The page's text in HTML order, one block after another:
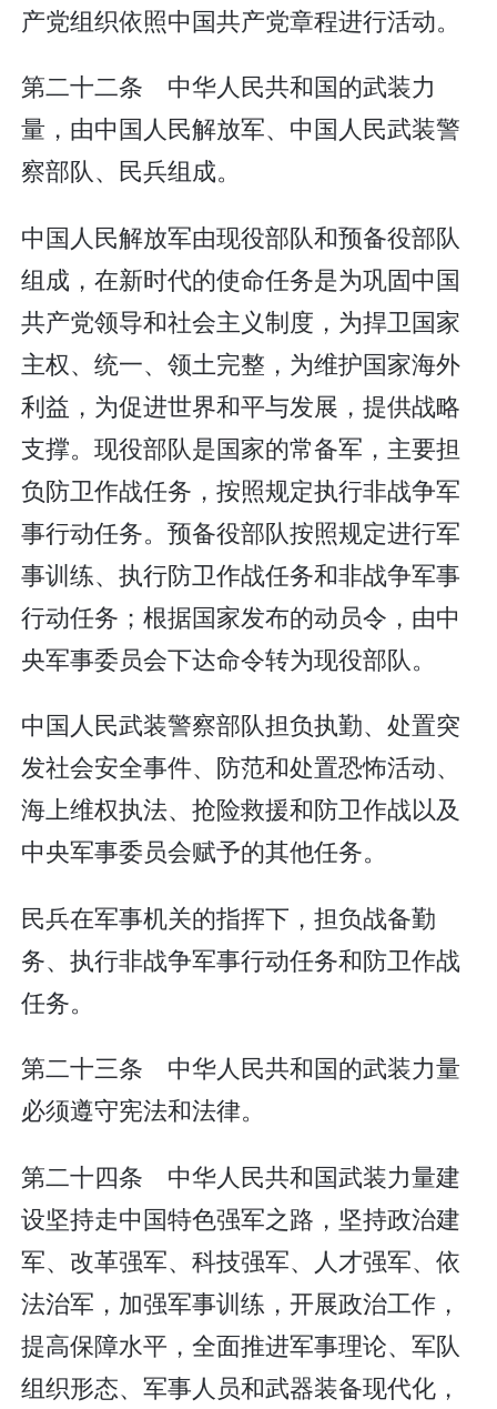
产党组织依照中国共产党章程进行活动。
第二十二条 中华人民共和国的武装力
量，由中国人民解放军、中国人民武装警
察部队、民兵组成。
中国人民解放军由现役部队和预备役部队
组成，在新时代的使命任务是为巩固中国
共产党领导和社会主义制度，为捍卫国家
主权、统一、领土完整，为维护国家海外
利益，为促进世界和平与发展，提供战略
支撑。现役部队是国家的常备军，主要担
负防卫作战任务，按照规定执行非战争军
事行动任务。预备役部队按照规定进行军
事训练、执行防卫作战任务和非战争军事
行动任务；根据国家发布的动员令，由中
央军事委员会下达命令转为现役部队。
中国人民武装警察部队担负执勤、处置突
发社会安全事件、防范和处置恐怖活动、
海上维权执法、抢险救援和防卫作战以及
中央军事委员会赋予的其他任务。
民兵在军事机关的指挥下，担负战备勤
务、执行非战争军事行动任务和防卫作战
任务。
第二十三条 中华人民共和国的武装力量
必须遵守宪法和法律。
第二十四条 中华人民共和国武装力量建
设坚持走中国特色强军之路，坚持政治建
军、改革强军、科技强军、人才强军、依
法治军，加强军事训练，开展政治工作，
提高保障水平，全面推进军事理论、军队
组织形态、军事人员和武器装备现代化，